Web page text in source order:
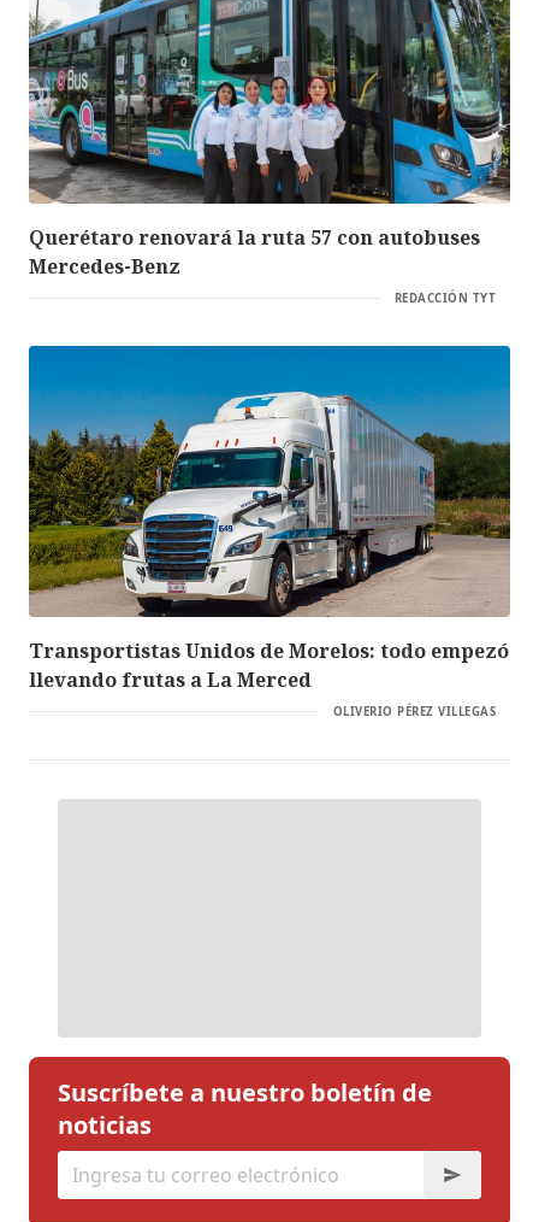
Querétaro renovará la ruta 57 con autobuses
Mercedes-Benz
REDACCIÓN TYT
Transportistas Unidos de Morelos: todo empezó
llevando frutas a La Merced
OLIVERIO PÉREZ VILLEGAS
Suscríbete a nuestro boletín de
noticias